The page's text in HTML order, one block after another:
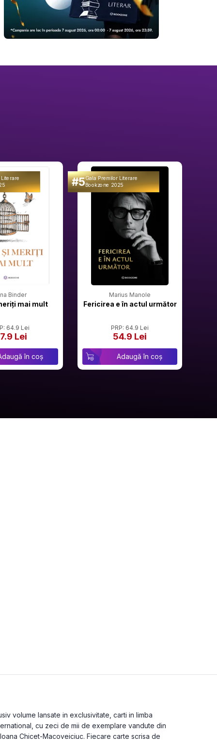
Binder
mai mult
64.9 Lei
Lei
în coș
#5Gala Premilor Literare
Bookzone 2025
Marius Manole
Fericirea e în actul următor
PRP: 64.9 Lei
54.9 Lei
Adaugă în coș
volume lansate in exclusivitate, carti in limba
cu zeci de mii de exemplare vandute din
Chicet-Macoveiciuc. Fiecare carte scrisa de